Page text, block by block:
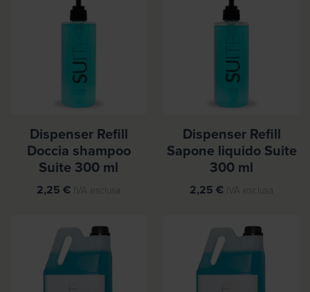
Dispenser Refill
Doccia shampoo
Suite 300 ml
2,25 € IVA esclusa
Dispenser Refill
Sapone liquido Suite
300 ml
2,25 € IVA esclusa